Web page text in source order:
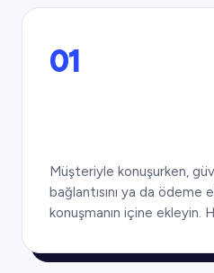
01
Müşteriyle konuşurken,
bağlantısını ya da ödeme
konuşmanın içine ekleyin.